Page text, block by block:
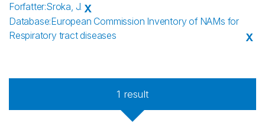
Forfatter:Sroka, J. X
Database:European Commission Inventory of NAMs for
Respiratory tract diseases
X
1 result